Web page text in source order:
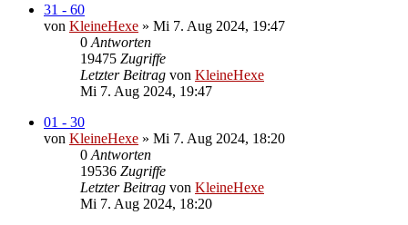
31 - 60
von KleineHexe » Mi 7. Aug 2024, 19:47
0 Antworten
19475 Zugriffe
Letzter Beitrag von KleineHexe
Mi 7. Aug 2024, 19:47
01 - 30
von KleineHexe » Mi 7. Aug 2024, 18:20
0 Antworten
19536 Zugriffe
Letzter Beitrag von KleineHexe
Mi 7. Aug 2024, 18:20